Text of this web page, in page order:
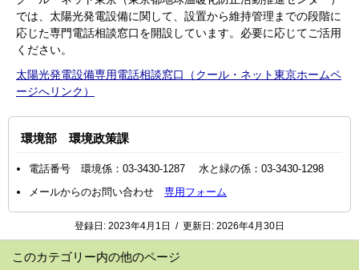
では、太陽光発電設備に関して、設置から維持管理までの段階に
応じた専門電話相談窓口を開設しています。必要に応じてご活用
ください。
太陽光発電設備専用電話相談窓口（クール・ネット東京ホームペ
ージへリンク）
環境部 環境政策課
電話番号 環境係：03-3430-1287 水と緑の係：03-3430-1298
メールからのお問い合わせ 専用フォーム
登録日: 2023年4月1日 / 更新日: 2026年4月30日
このカテゴリー内の他のページ